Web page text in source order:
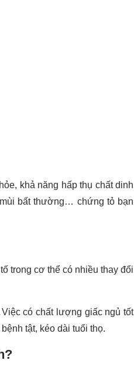
khả năng hấp thụ chất dinh
bất thường… chứng tỏ bạn
trong cơ thể có nhiều thay đổi
có chất lượng giấc ngủ tốt
tật, kéo dài tuổi thọ.